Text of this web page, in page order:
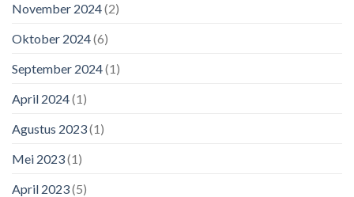
November 2024(2)
Oktober 2024(6)
September 2024(1)
April 2024(1)
Agustus 2023(1)
Mei 2023(1)
April 2023(5)